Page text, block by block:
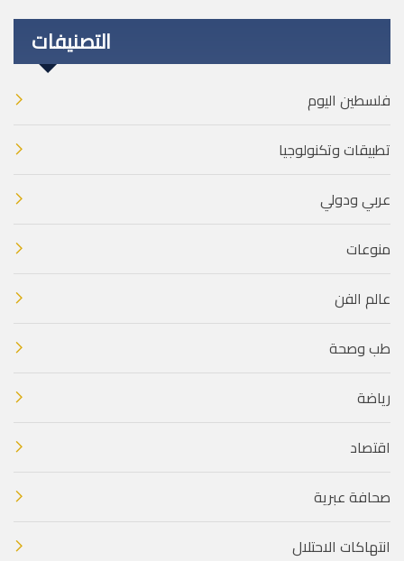
التصنيفات
فلسطين اليوم
تطبيقات وتكنولوجيا
عربي ودولي
منوعات
عالم الفن
طب وصحة
رياضة
اقتصاد
صحافة عبرية
انتهاكات الاحتلال